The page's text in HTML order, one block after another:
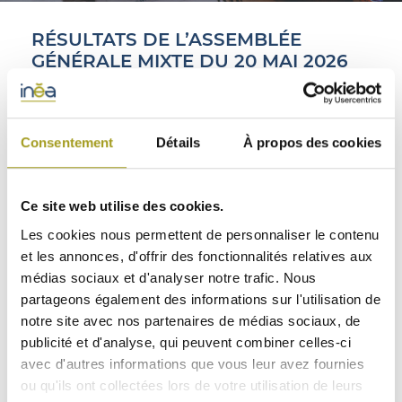
Consentement Détails À propos des cookies
Ce site web utilise des cookies.
Les cookies nous permettent de personnaliser le contenu
et les annonces, d'offrir des fonctionnalités relatives aux
médias sociaux et d'analyser notre trafic. Nous
partageons également des informations sur l'utilisation de
notre site avec nos partenaires de médias sociaux, de
publicité et d'analyse, qui peuvent combiner celles-ci
avec d'autres informations que vous leur avez fournies
ou qu'ils ont collectées lors de votre utilisation de leurs
CONTACT
RÉSULTATS DE L’ASSEMBLÉE
GÉNÉRALE MIXTE DU 20 MAI 2026
Dividende de 2,70 €/action payable en numéraire
Reconduction pour trois ans de l’actuelle
Gouvernance
l’immobilier d’entreprise en régions et leader du green
building, informe que l’assemblée générale mixte des
actionnaires d’INEA s’est réunie le 20 mai 2026 sous
la présidence de M. Philippe Rosio, avec un quorum
de 93,33 %.
Dividende
L’Assemblée Générale a approuvé le versement d’un